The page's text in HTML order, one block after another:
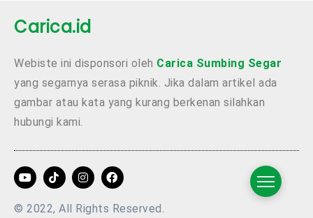
Carica.id
Webiste ini disponsori oleh Carica Sumbing Segar
yang segarnya serasa piknik. Jika dalam artikel ada
gambar atau kata yang kurang berkenan silahkan
hubungi kami.
© 2022, All Rights Reserved.